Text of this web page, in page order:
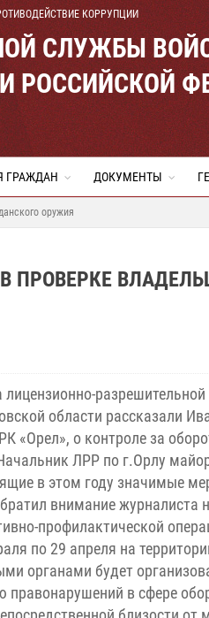
КОРРУПЦИИ
СЛУЖБЫ
РОССИЙСКОЙ
ГРАЖДАН ДОКУМЕНТЫ
оружия
ПРОВЕРКЕ
области рассказали
«Орел», о контроле за
ЛРР по г.Орлу
в этом году значимые
внимание журналиста
профилактической
по 29 апреля на
органами будет
правонарушений в сфере